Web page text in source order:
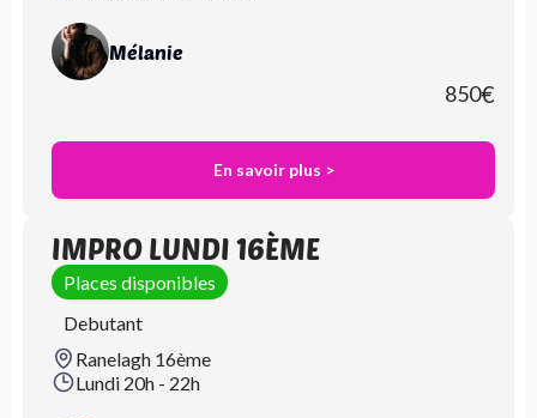
Mélanie
850€
En savoir plus >
IMPRO LUNDI 16ÈME
Places disponibles
Debutant
Ranelagh 16ème
Lundi 20h - 22h